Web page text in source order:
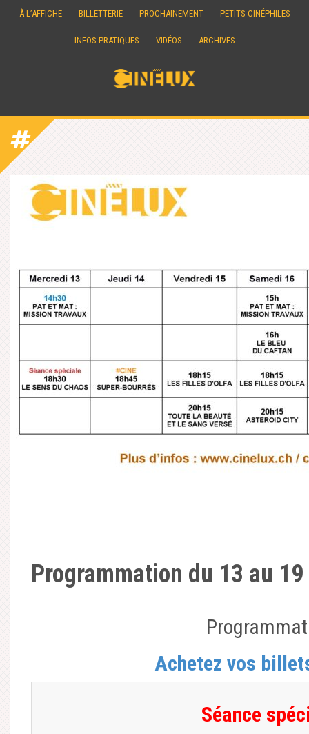
À L’AFFICHE BILLETTERIE PROCHAINEMENT PETITS CINÉPHILES
INFOS PRATIQUES VIDÉOS ARCHIVES
Programmation du 13 au
Achetez vos
Séance